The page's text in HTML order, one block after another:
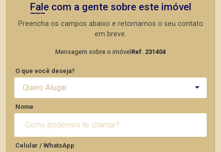
Fale com a gente sobre este imóvel
Preencha os campos abaixo e retornamos o seu contato
em breve.
Mensagem sobre o imóvel Ref. 231404
O que você deseja?
Quero Alugar
Nome
Celular / WhatsApp